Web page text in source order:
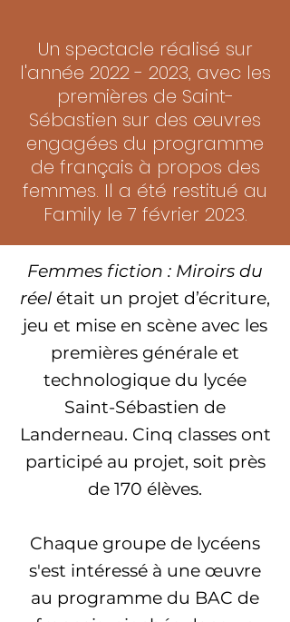
Un spectacle réalisé sur
l'année 2022 - 2023, avec les
premières de Saint-
Sébastien sur des œuvres
engagées du programme
de français à propos des
femmes. Il a été restitué au
Family le 7 février 2023.
Femmes fiction : Miroirs du
réel était un projet d’écriture,
jeu et mise en scène avec les
premières générale et
technologique du lycée
Saint-Sébastien de
Landerneau. Cinq classes ont
participé au projet, soit près
de 170 élèves.
Chaque groupe de lycéens
s'est intéressé à une œuvre
au programme du BAC de